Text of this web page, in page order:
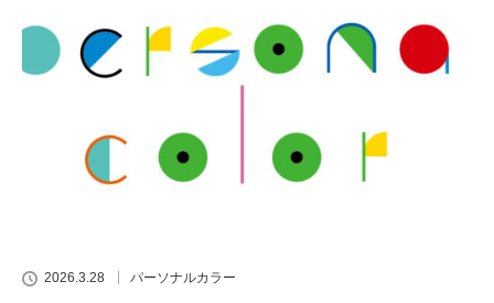
2026.3.28 パーソナルカラー